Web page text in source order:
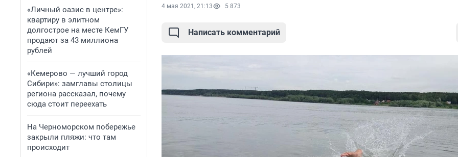
«Личный оазис в центре»:
квартиру в элитном
долгострое на месте КемГУ
продают за 43 миллиона
рублей
«Кемерово — лучший город
Сибири»: замглавы столицы
региона рассказал, почему
сюда стоит переехать
На Черноморском побережье
закрыли пляжи: что там
происходит
4 мая 2021, 21:13 5 873
Написать комментарий